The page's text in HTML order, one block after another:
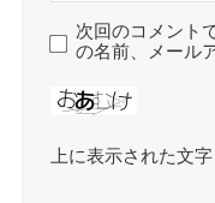
次回のコメント
の名前、メール
上に表示された文